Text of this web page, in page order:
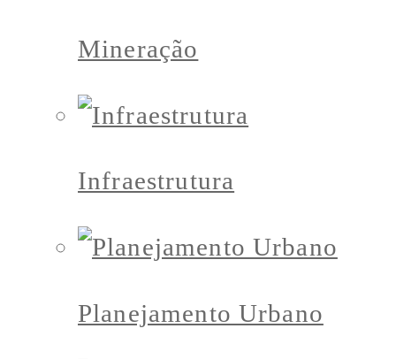
Mineração
Infraestrutura
Planejamento Urbano